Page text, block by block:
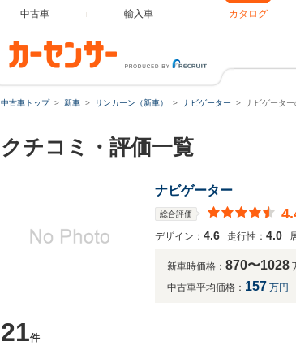
中古車 輸入車 カタログ
中古車トップ 新車 リンカーン（新車） ナビゲーター ナビゲータ
クチコミ・評価一覧
ナビゲーター
総合評価
デザイン： 4.6 走行性： 4.0
新車時価格： 870〜1028
中古車平均価格： 157 万円
21件